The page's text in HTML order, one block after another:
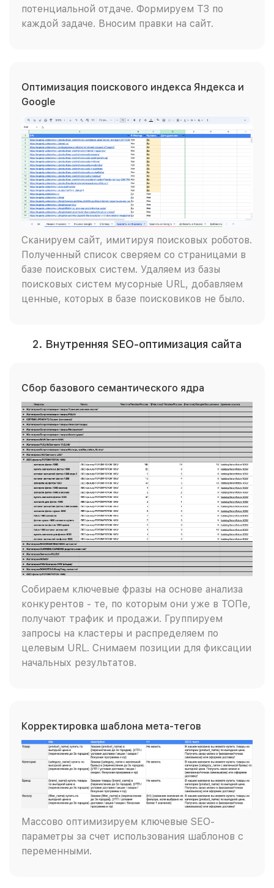
потенциальной отдаче. Формируем ТЗ по
каждой задаче. Вносим правки на сайт.
Оптимизация поискового индекса Яндекса и
Google
Сканируем сайт, имитируя поисковых роботов.
Полученный список сверяем со страницами в
базе поисковых систем. Удаляем из базы
поисковых систем мусорные URL, добавляем
ценные, которых в базе поисковиков не было.
2. Внутренняя SEO-оптимизация сайта
Сбор базового семантического ядра
Собираем ключевые фразы на основе анализа
конкурентов - те, по которым они уже в ТОПе,
получают трафик и продажи. Группируем
запросы на кластеры и распределяем по
целевым URL. Снимаем позиции для фиксации
начальных результатов.
Корректировка шаблона мета-тегов
Массово оптимизируем ключевые SEO-
параметры за счет использования шаблонов с
переменными.